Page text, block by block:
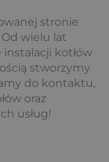
stronie
Od wielu lat
kotłów
stworzymy
do kontaktu,
oraz
usług!